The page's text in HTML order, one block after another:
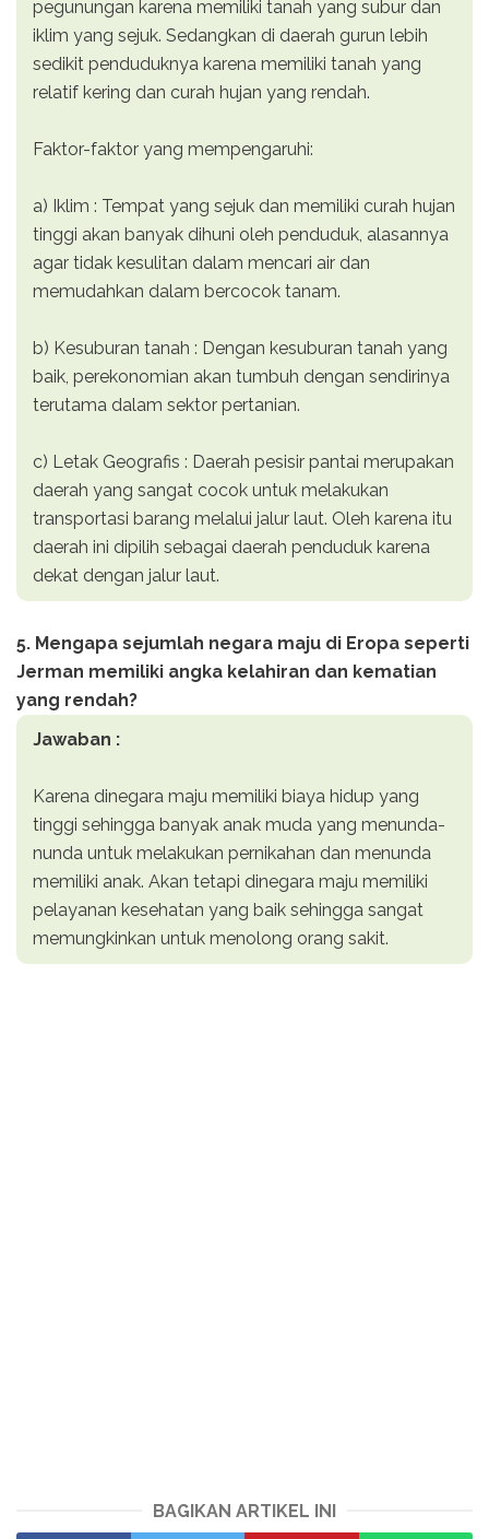
pegunungan karena memiliki tanah yang subur dan
iklim yang sejuk. Sedangkan di daerah gurun lebih
sedikit penduduknya karena memiliki tanah yang
relatif kering dan curah hujan yang rendah.
Faktor-faktor yang mempengaruhi:
a) Iklim : Tempat yang sejuk dan memiliki curah hujan
tinggi akan banyak dihuni oleh penduduk, alasannya
agar tidak kesulitan dalam mencari air dan
memudahkan dalam bercocok tanam.
b) Kesuburan tanah : Dengan kesuburan tanah yang
baik, perekonomian akan tumbuh dengan sendirinya
terutama dalam sektor pertanian.
c) Letak Geografis : Daerah pesisir pantai merupakan
daerah yang sangat cocok untuk melakukan
transportasi barang melalui jalur laut. Oleh karena itu
daerah ini dipilih sebagai daerah penduduk karena
dekat dengan jalur laut.
5. Mengapa sejumlah negara maju di Eropa seperti
Jerman memiliki angka kelahiran dan kematian
yang rendah?
Jawaban :
Karena dinegara maju memiliki biaya hidup yang
tinggi sehingga banyak anak muda yang menunda-
nunda untuk melakukan pernikahan dan menunda
memiliki anak. Akan tetapi dinegara maju memiliki
pelayanan kesehatan yang baik sehingga sangat
memungkinkan untuk menolong orang sakit.
BAGIKAN ARTIKEL INI